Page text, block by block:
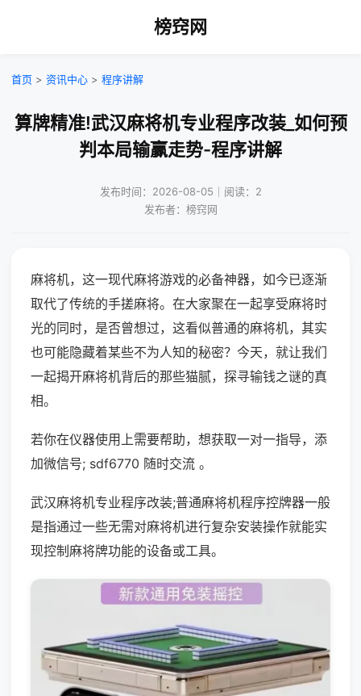
榜窍网
首页 > 资讯中心 > 程序讲解
算牌精准!武汉麻将机专业程序改装_如何预
判本局输赢走势-程序讲解
发布时间：2026-08-05｜阅读：2
发布者：榜窍网
麻将机，这一现代麻将游戏的必备神器，如今已逐渐
取代了传统的手搓麻将。在大家聚在一起享受麻将时
光的同时，是否曾想过，这看似普通的麻将机，其实
也可能隐藏着某些不为人知的秘密？今天，就让我们
一起揭开麻将机背后的那些猫腻，探寻输钱之谜的真
相。
若你在仪器使用上需要帮助，想获取一对一指导，添
加微信号; sdf6770 随时交流 。
武汉麻将机专业程序改装;普通麻将机程序控牌器一般
是指通过一些无需对麻将机进行复杂安装操作就能实
现控制麻将牌功能的设备或工具。